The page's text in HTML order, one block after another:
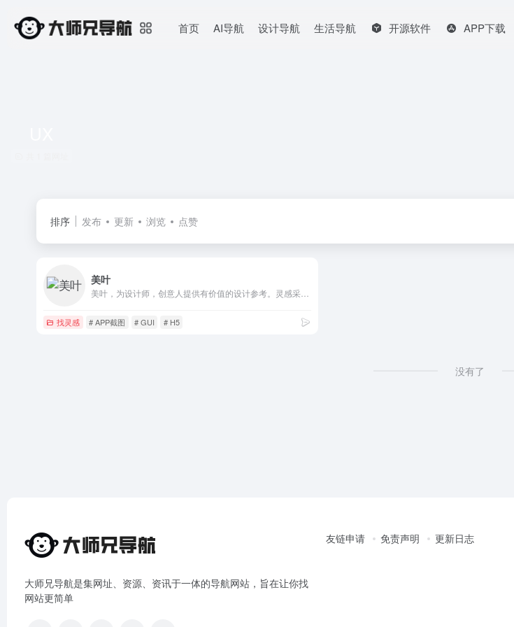
首页 AI导航 设计导航 生活导航 开源软件 APP下载
排序 发布 更新 浏览 点赞
美叶
找灵感 # APP截图 # GUI # H5
没有了
大师兄导航是集网址、资源、资讯于一体的导航网站，旨在让你找
网站更简单
友链申请 免责声明 更新日志